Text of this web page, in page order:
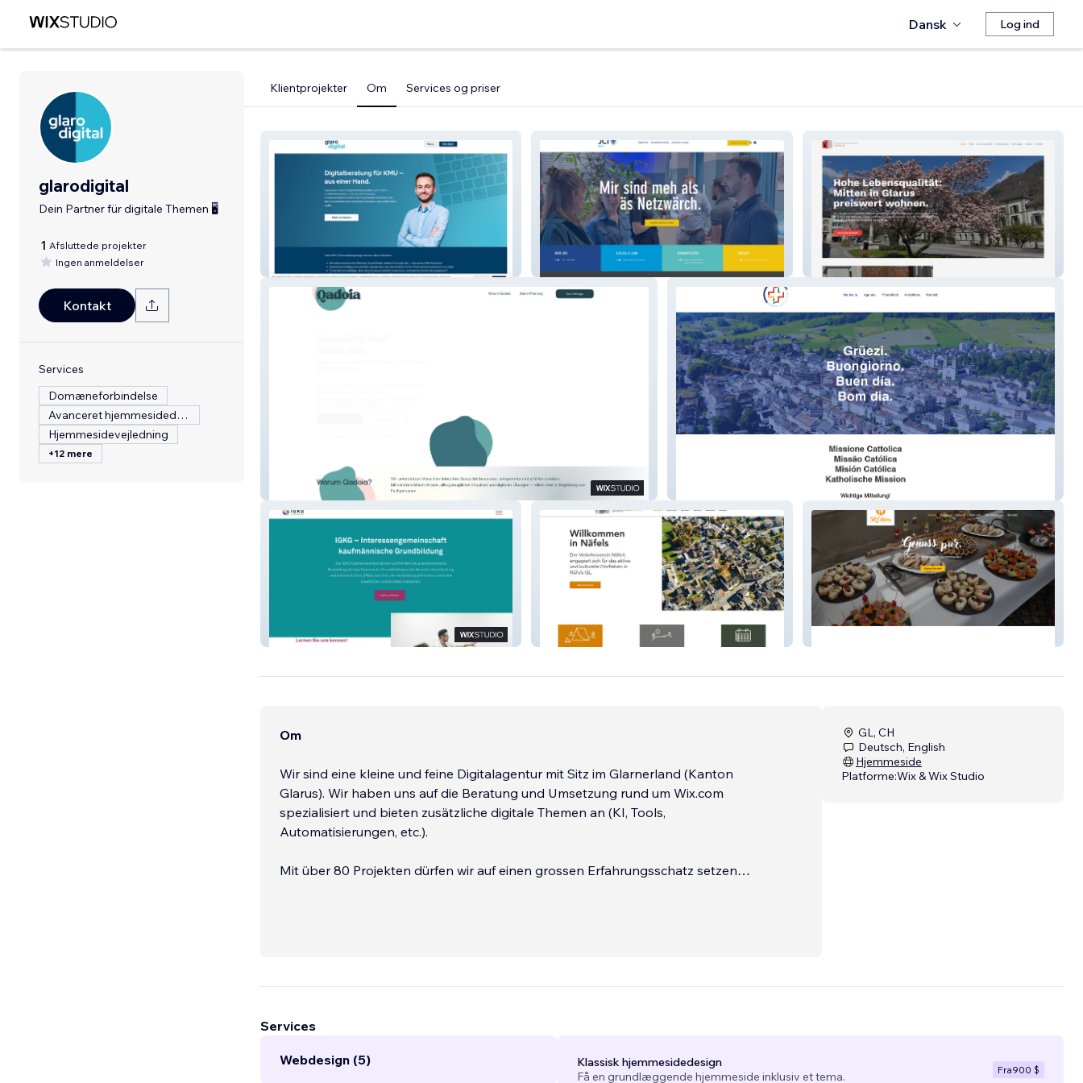
Dansk Log ind
glarodigital
Dein Partner für digitale Themen 🖥️
1 Afsluttede projekter
Ingen anmeldelser
Kontakt
Services
Domæneforbindelse
Avanceret hjemmesidedesign
Hjemmesidevejledning
+12 mere
Klientprojekter Om Services og priser
glaromarketing
Junior Chamber International
(JCI) Glarus
Baugenossenschaft Fridolin
IGKG Glarnerland Verkehrsverein Näfels
Om
Wir sind eine kleine und feine Digitalagentur mit Sitz im Glarnerland (Kanton
Glarus). Wir haben uns auf die Beratung und Umsetzung rund um Wix.com
spezialisiert und bieten zusätzliche digitale Themen an (KI, Tools,
Automatisierungen, etc.).
Mit über 80 Projekten dürfen wir auf einen grossen Erfahrungsschatz setzen
GL, CH
Deutsch, English
Hjemmeside
Platforme:Wix & Wix Studio
Services
Webdesign (5)
Klassisk hjemmesidedesign
Få en grundlæggende hjemmeside inklusiv et tema.
Fra900 $